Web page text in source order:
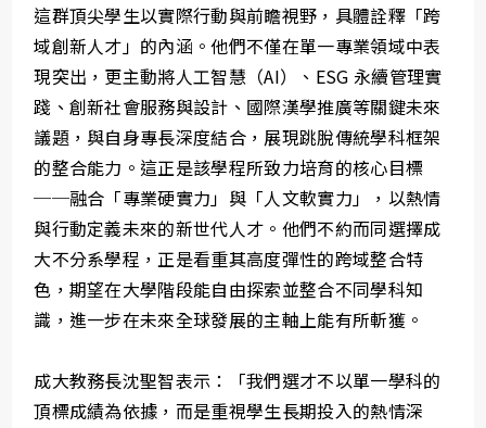
這群頂尖學生以實際行動與前瞻視野，具體詮釋「跨
域創新人才」的內涵。他們不僅在單一專業領域中表
現突出，更主動將人工智慧（AI）、ESG 永續管理實
踐、創新社會服務與設計、國際漢學推廣等關鍵未來
議題，與自身專長深度結合，展現跳脫傳統學科框架
的整合能力。這正是該學程所致力培育的核心目標
──融合「專業硬實力」與「人文軟實力」，以熱情
與行動定義未來的新世代人才。他們不約而同選擇成
大不分系學程，正是看重其高度彈性的跨域整合特
色，期望在大學階段能自由探索並整合不同學科知
識，進一步在未來全球發展的主軸上能有所斬獲。
成大教務長沈聖智表示：「我們選才不以單一學科的
頂標成績為依據，而是重視學生長期投入的熱情深